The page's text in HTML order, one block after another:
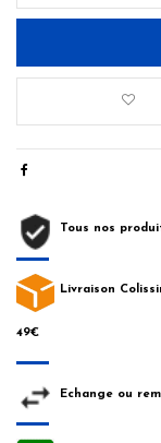
Tous nos
Livraison
49€
Echange ou